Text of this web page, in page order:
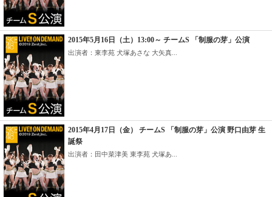
2015年5月16日（土）13:00～ チームS 「制服の芽」公演
出演者：東李苑 犬塚あさな 大矢真...
2015年4月17日（金） チームS 「制服の芽」公演 野口由芽 生
誕祭
出演者：田中菜津美 東李苑 犬塚あ...